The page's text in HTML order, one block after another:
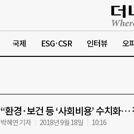
국제 ESG·CSR 인터뷰 오
“환경·보건 등 ‘사회비용’ 수치화…
박혜연 기자 2018년 9월 18일 10:16